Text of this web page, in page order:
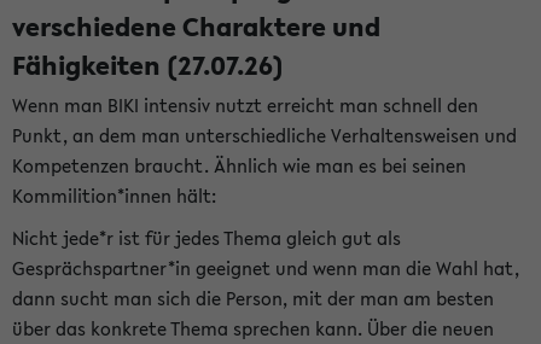
verschiedene Charaktere und
Fähigkeiten (27.07.26)
Wenn man BIKI intensiv nutzt erreicht man schnell den
Punkt, an dem man unterschiedliche Verhaltensweisen und
Kompetenzen braucht. Ähnlich wie man es bei seinen
Kommilition*innen hält:
Nicht jede*r ist für jedes Thema gleich gut als
Gesprächspartner*in geeignet und wenn man die Wahl hat,
dann sucht man sich die Person, mit der man am besten
über das konkrete Thema sprechen kann. Über die neuen